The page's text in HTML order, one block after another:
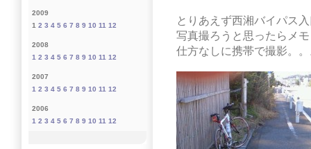
とりあえず西湘バイパス
写真撮ろうと思ったらメ
仕方なしに携帯で撮影。
2009
1 2 3 4 5 6 7 8 9 10 11 12
2008
1 2 3 4 5 6 7 8 9 10 11 12
2007
1 2 3 4 5 6 7 8 9 10 11 12
2006
1 2 3 4 5 6 7 8 9 10 11 12